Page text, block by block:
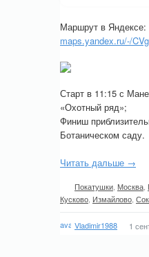
Маршрут в Яндексе:
maps.yandex.ru/-/
Старт в 11:15 с
«Охотный ряд»;
Финиш
Ботаническом саду.
Читать дальше →
Покатушки Москва
Кусково Измайлово
Vladimir1988 1